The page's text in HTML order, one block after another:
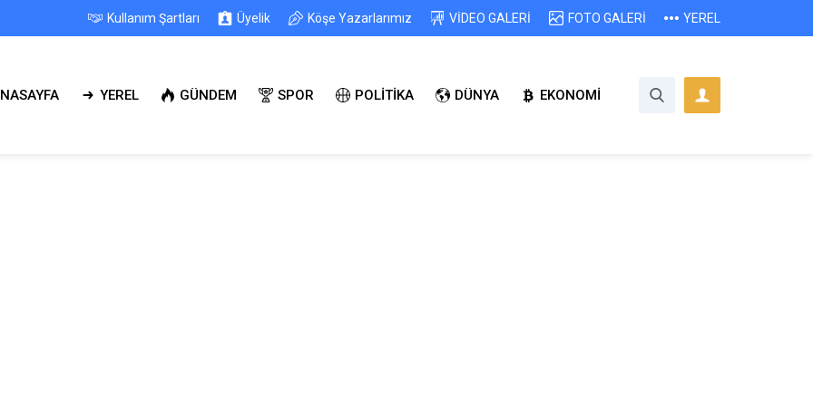
Kullanım Şartları Üyelik Köşe Yazarlarımız VİDEO GALERİ FOTO GALERİ YEREL
YEREL GÜNDEM SPOR POLİTİKA DÜNYA EKONOMİ